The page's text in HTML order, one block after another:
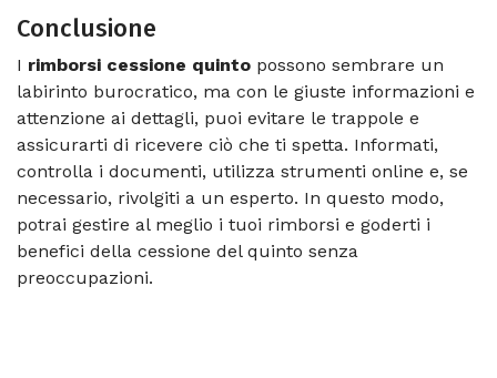
Conclusione
I rimborsi cessione quinto possono sembrare un
labirinto burocratico, ma con le giuste informazioni e
attenzione ai dettagli, puoi evitare le trappole e
assicurarti di ricevere ciò che ti spetta. Informati,
controlla i documenti, utilizza strumenti online e, se
necessario, rivolgiti a un esperto. In questo modo,
potrai gestire al meglio i tuoi rimborsi e goderti i
benefici della cessione del quinto senza
preoccupazioni.